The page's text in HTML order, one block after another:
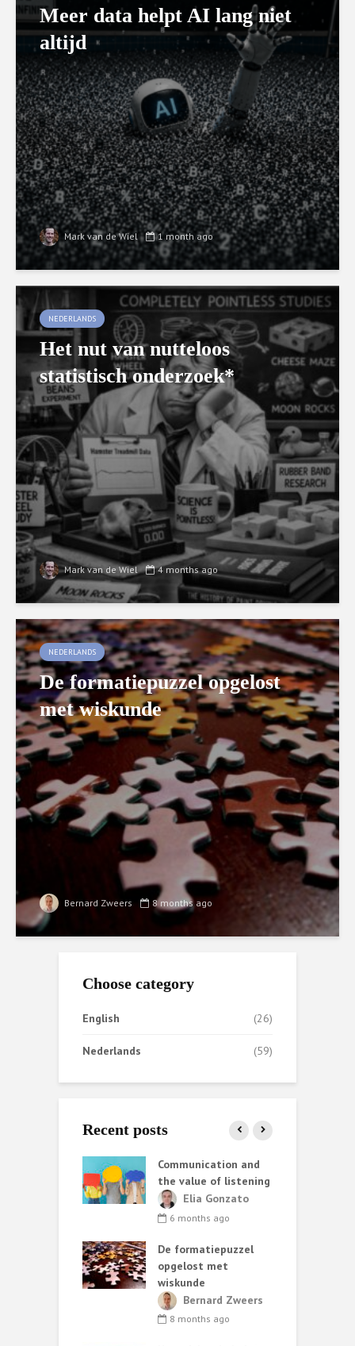
Meer data helpt AI lang niet
altijd
Mark van de Wiel 1 month ago
NEDERLANDS
Het nut van nutteloos
statistisch onderzoek*
Mark van de Wiel 4 months ago
NEDERLANDS
De formatiepuzzel opgelost
met wiskunde
Bernard Zweers 8 months ago
Choose category
English (26)
Nederlands (59)
Recent posts
Communication and
the value of listening
Elia Gonzato
6 months ago
De formatiepuzzel
opgelost met
wiskunde
Bernard Zweers
8 months ago